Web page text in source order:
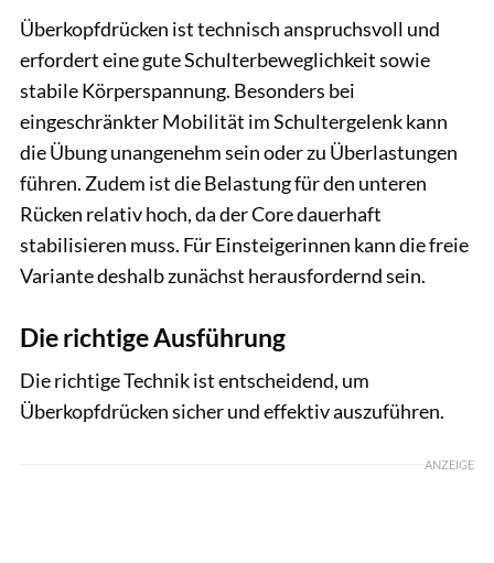
Überkopfdrücken ist technisch anspruchsvoll und
erfordert eine gute Schulterbeweglichkeit sowie
stabile Körperspannung. Besonders bei
eingeschränkter Mobilität im Schultergelenk kann
die Übung unangenehm sein oder zu Überlastungen
führen. Zudem ist die Belastung für den unteren
Rücken relativ hoch, da der Core dauerhaft
stabilisieren muss. Für Einsteigerinnen kann die freie
Variante deshalb zunächst herausfordernd sein.
Die richtige Ausführung
Die richtige Technik ist entscheidend, um
Überkopfdrücken sicher und effektiv auszuführen.
ANZEIGE